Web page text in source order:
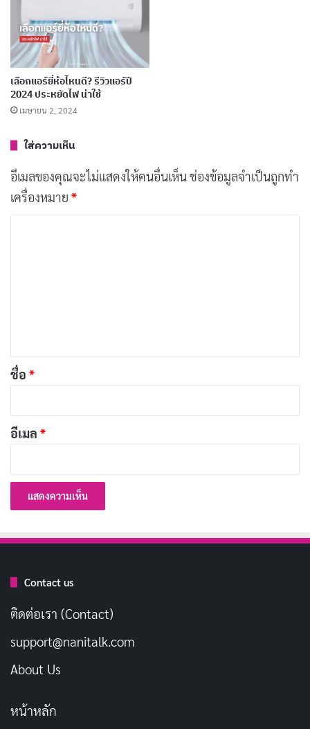
ด้วยนะ ถ้าเราใช้แอร์บ่อยๆ หรืออยู่ในสภาพแวดล้อมที่
ร้อนจัด ก็อาจจะเสื่อมเร็วกว่าปกติ
แล้วลองโยกดูเบาๆ ถ้ารู้สึกว่ายางแข็ง แตก หรือยุบตัวก็
แสดงว่าเสื่อมสภาพแล้วล่ะ
แล้วควรเปลี่ยนยางรองขาแอร์เมื่อไหร่ดี?
ทุกๆ 3-5 ปีหรือเมื่อพบสัญญาณเตือนที่กล่าวไปข้างต้น
แต่ถ้าไม่แน่ใจ ก็ลองปรึกษาช่างแอร์ดูก็ได้นะ
บทความที่เกี่ยวข้อง
พฤษภาคม 30, 2024
ทำไมอากาศร้อนค่าไฟแพง? หน้าร้อน ปรับ
เลือกแอร์ยี่ห้อไหนดี? รีวิวแอร์ปี
2024 ประหยัดไฟ น่าใช้
เมษายน 2, 2024
ใส่ความเห็น
อีเมลของคุณจะไม่แสดงให้คนอื่นเห็นช่องข้อมูลจำเป็นถูกทำ
เครื่องหมาย *
*
ชื่อ *
อีเมล *
Contact us
ติดต่อเรา (Contact)
support@nanitalk.com
About Us
หน้าหลัก